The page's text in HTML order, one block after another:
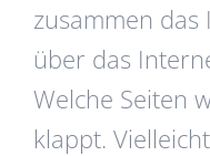
zusammen
über das
Welche Seiten
klappt.